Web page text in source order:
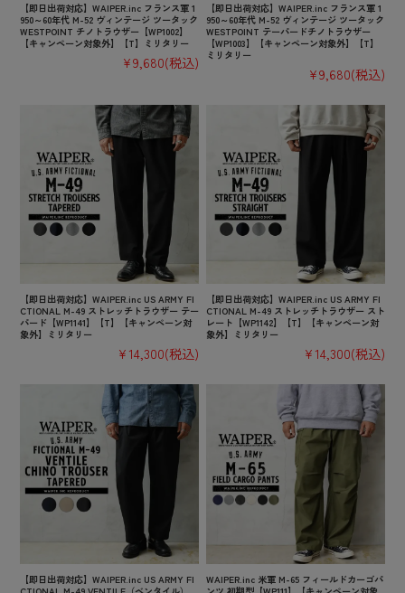
【即日出荷対応】WAIPER.inc フランス軍 1
950～60年代 M-52 ヴィンテージ ツータック
WESTPOINT チノトラウザー【WP1002】
【キャンペーン対象外】【T】ミリタリー
¥9,680(税込)
【即日出荷対応】WAIPER.inc フランス軍 1
950～60年代 M-52 ヴィンテージ ツータック
WESTPOINT テーパードチノトラウザー
【WP1003】【キャンペーン対象外】【T】
ミリタリー
¥9,680(税込)
【即日出荷対応】WAIPER.inc US ARMY FI
CTIONAL M-49 ストレッチトラウザー テー
パード【WP1141】【T】【キャンペーン対
象外】ミリタリー
¥14,300(税込)
【即日出荷対応】WAIPER.inc US ARMY FI
CTIONAL M-49 ストレッチトラウザー スト
レート【WP1142】【T】【キャンペーン対
象外】ミリタリー
¥14,300(税込)
【即日出荷対応】WAIPER.inc US ARMY FI
WAIPER.inc 米軍 M-65 フィールドカーゴパ